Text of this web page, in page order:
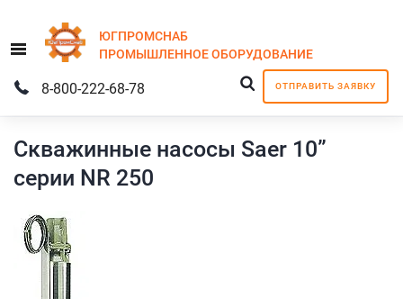
Menu
ЮГПРОМСНАБ
ПРОМЫШЛЕННОЕОБОРУДОВАНИЕ
ОТПРАВИТЬ ЗАЯВКУ
8-800-222-68-78
Скважинные насосы Saer 10”
серии NR 250